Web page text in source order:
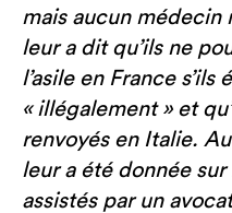
mais aucun médecin
leur a dit qu’ils ne
l’asile en France s’ils
« illégalement » et
renvoyés en Italie.
leur a été donnée
assistés par un